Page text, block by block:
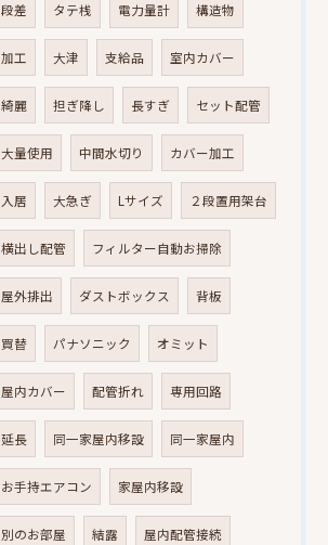
段差 タテ桟 電力量計 構造物
加工 大津 支給品 室内カバー
綺麗 担ぎ降し 長すぎ セット配管
大量使用 中間水切り カバー加工
入居 大急ぎ Lサイズ ２段置用架台
横出し配管 フィルター自動お掃除
屋外排出 ダストボックス 背板
買替 パナソニック オミット
屋内カバー 配管折れ 専用回路
延長 同一家屋内移設 同一家屋内
お手持エアコン 家屋内移設
別のお部屋 結露 屋内配管接続